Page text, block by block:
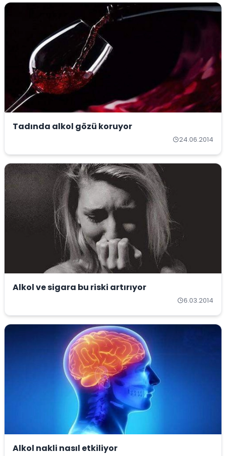
Tadında alkol gözü koruyor
24.06.2014
Alkol ve sigara bu riski artırıyor
6.03.2014
Alkol nakli nasıl etkiliyor